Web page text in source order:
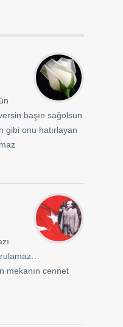
başın sağolsun
gibi onu hatırlayan
mekanın cennet